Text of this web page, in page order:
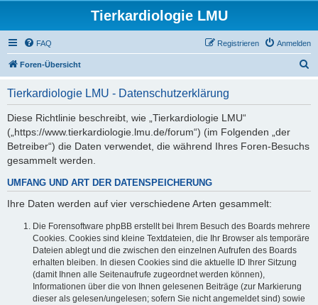
Tierkardiologie LMU
FAQ Anmelden
Registrieren
Foren-Übersicht
Tierkardiologie LMU - Datenschutzerklärung
Diese Richtlinie beschreibt, wie „Tierkardiologie LMU“
(„https://www.tierkardiologie.lmu.de/forum“) (im Folgenden „der
Betreiber“) die Daten verwendet, die während Ihres Foren-Besuchs
gesammelt werden.
UMFANG UND ART DER DATENSPEICHERUNG
Ihre Daten werden auf vier verschiedene Arten gesammelt:
Die Forensoftware phpBB erstellt bei Ihrem Besuch des Boards mehrere
Cookies. Cookies sind kleine Textdateien, die Ihr Browser als temporäre
Dateien ablegt und die zwischen den einzelnen Aufrufen des Boards
erhalten bleiben. In diesen Cookies sind die aktuelle ID Ihrer Sitzung
(damit Ihnen alle Seitenaufrufe zugeordnet werden können),
Informationen über die von Ihnen gelesenen Beiträge (zur Markierung
dieser als gelesen/ungelesen; sofern Sie nicht angemeldet sind) sowie